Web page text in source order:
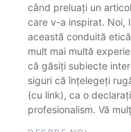
când preluați un
care v-a inspirat. Noi,
această conduită
mult mai multă
că găsiți subiecte
siguri că înțelegeți
(cu link), ca o
profesionalism. Vă